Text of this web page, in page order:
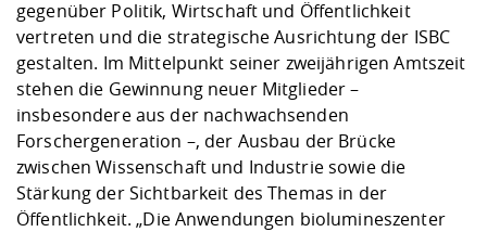
gegenüber Politik, Wirtschaft und Öffentlichkeit
vertreten und die strategische Ausrichtung der ISBC
gestalten. Im Mittelpunkt seiner zweijährigen Amtszeit
stehen die Gewinnung neuer Mitglieder –
insbesondere aus der nachwachsenden
Forschergeneration –, der Ausbau der Brücke
zwischen Wissenschaft und Industrie sowie die
Stärkung der Sichtbarkeit des Themas in der
Öffentlichkeit. „Die Anwendungen biolumineszenter